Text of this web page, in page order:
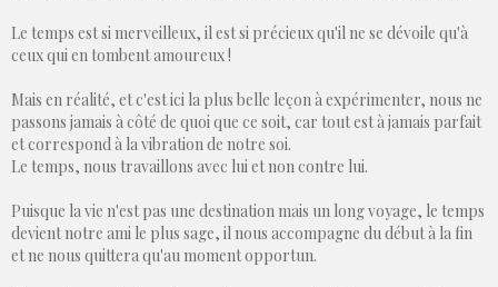
Le temps est si merveilleux, il est si précieux qu'il ne se dévoile qu'à
ceux qui en tombent amoureux !
Mais en réalité, et c'est ici la plus belle leçon à expérimenter, nous ne
passons jamais à côté de quoi que ce soit, car tout est à jamais parfait
et correspond à la vibration de notre soi.
Le temps, nous travaillons avec lui et non contre lui.
Puisque la vie n'est pas une destination mais un long voyage, le temps
devient notre ami le plus sage, il nous accompagne du début à la fin
et ne nous quittera qu'au moment opportun.